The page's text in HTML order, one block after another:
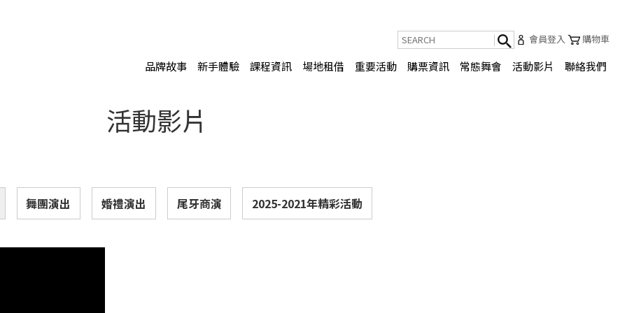
會員登入 購物車
品牌故事 新手體驗 課程資訊 場地租借 重要活動 購票資訊 常態舞會 活動影片 聯絡我們
活動影片
舞團演出 婚禮演出 尾牙商演 2025-2021年精彩活動